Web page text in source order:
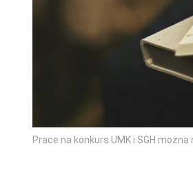
Prace na konkurs UMK i SGH